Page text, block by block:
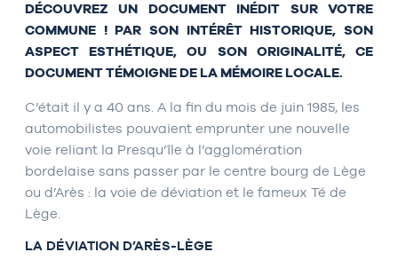
DÉCOUVREZ UN DOCUMENT INÉDIT SUR VOTRE
COMMUNE ! PAR SON INTÉRÊT HISTORIQUE, SON
ASPECT ESTHÉTIQUE, OU SON ORIGINALITÉ, CE
DOCUMENT TÉMOIGNE DE LA MÉMOIRE LOCALE.
C’était il y a 40 ans. A la fin du mois de juin 1985, les
automobilistes pouvaient emprunter une nouvelle
voie reliant la Presqu’île à l’agglomération
bordelaise sans passer par le centre bourg de Lège
ou d’Arès : la voie de déviation et le fameux Té de
Lège.
LA DÉVIATION D’ARÈS-LÈGE